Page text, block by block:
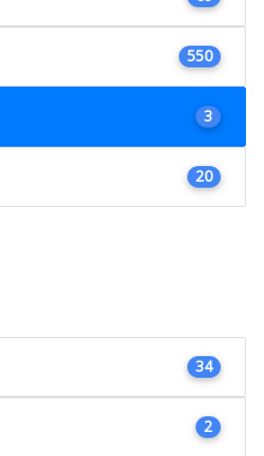
550
3
20
34
2